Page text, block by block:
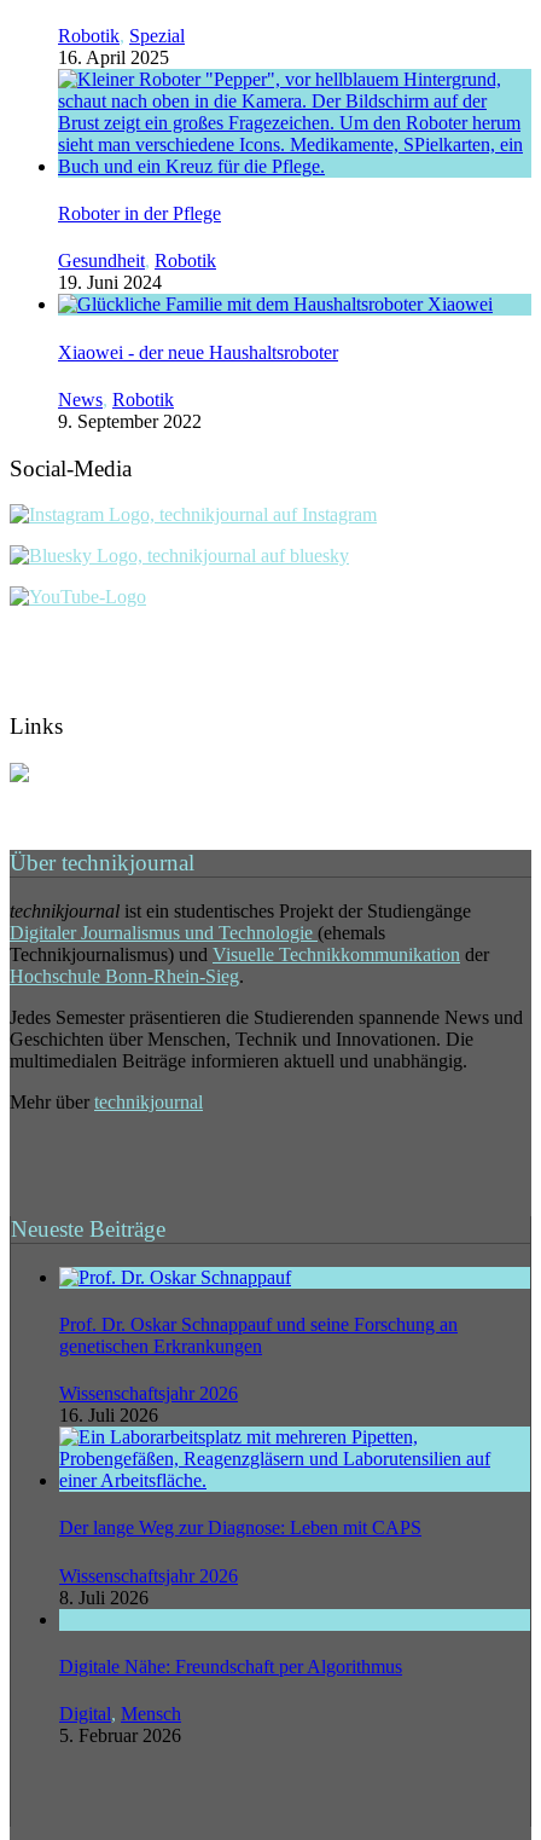
Robotik, Spezial
16. April 2025
Roboter in der Pflege
Gesundheit, Robotik
19. Juni 2024
Xiaowei - der neue Haushaltsroboter
News, Robotik
9. September 2022
Social-Media
Links
Über technikjournal
technikjournal ist ein studentisches Projekt der Studiengänge
Digitaler Journalismus und Technologie (ehemals
Technikjournalismus) und Visuelle Technikkommunikation der
Hochschule Bonn-Rhein-Sieg.
Jedes Semester präsentieren die Studierenden spannende News und
Geschichten über Menschen, Technik und Innovationen. Die
multimedialen Beiträge informieren aktuell und unabhängig.
Mehr über technikjournal
Neueste Beiträge
Prof. Dr. Oskar Schnappauf und seine Forschung an
genetischen Erkrankungen
Wissenschaftsjahr 2026
16. Juli 2026
Der lange Weg zur Diagnose: Leben mit CAPS
Wissenschaftsjahr 2026
8. Juli 2026
Digitale Nähe: Freundschaft per Algorithmus
Digital, Mensch
5. Februar 2026